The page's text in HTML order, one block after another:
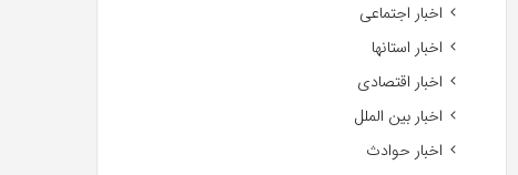
اخبار اجتماعی
اخبار استانها
اخبار اقتصادی
اخبار بین الملل
اخبار حوادث